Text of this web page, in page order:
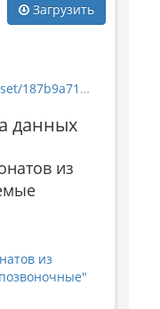
Загрузить
947a6861f11d/download/invertebrate_5837.jpg
данных
из
из